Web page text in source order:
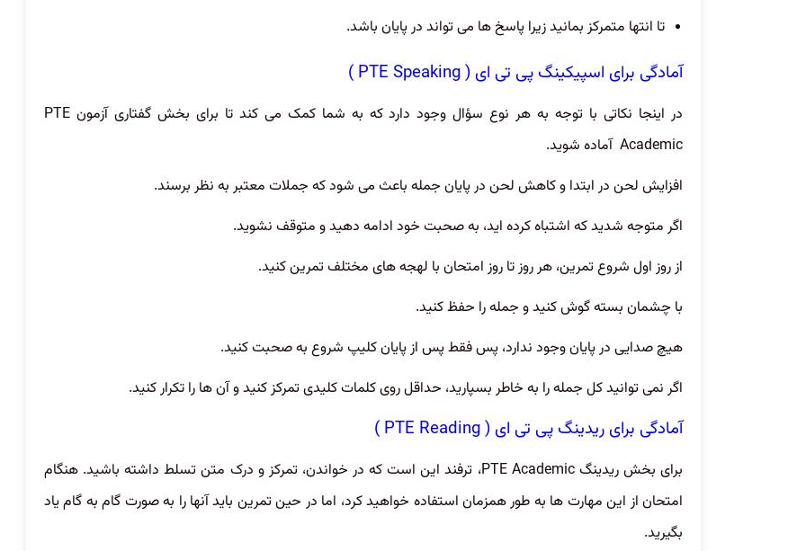
تا انتها متمرکز بمانید زیرا پاسخ ها می تواند در پایان باشد.
آمادگی برای اسپیکینگ پی تی ای ( PTE Speaking )
در اینجا نکاتی با توجه به هر نوع سؤال وجود دارد که به شما کمک می کند تا برای بخش گفتاری آزمون PTE
Academic آماده شوید.
افزایش لحن در ابتدا و کاهش لحن در پایان جمله باعث می شود که جملات معتبر به نظر برسند.
اگر متوجه شدید که اشتباه کرده اید، به صحبت خود ادامه دهید و متوقف نشوید.
از روز اول شروع تمرین، هر روز تا روز امتحان با لهجه های مختلف تمرین کنید.
با چشمان بسته گوش کنید و جمله را حفظ کنید.
هیچ صدایی در پایان وجود ندارد، پس فقط پس از پایان کلیپ شروع به صحبت کنید.
اگر نمی توانید کل جمله را به خاطر بسپارید، حداقل روی کلمات کلیدی تمرکز کنید و آن ها را تکرار کنید.
آمادگی برای ریدینگ پی تی ای ( PTE Reading )
برای بخش ریدینگ PTE Academic، ترفند این است که در خواندن، تمرکز و درک متن تسلط داشته باشید. هنگام
امتحان از این مهارت ها به طور همزمان استفاده خواهید کرد، اما در حین تمرین باید آنها را به صورت گام به گام یاد
بگیرید.